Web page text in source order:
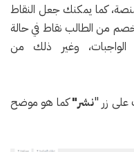
كما يمكنك جعل النقاط
من الطالب نقاط في حالة
الواجبات، وغير ذلك من
على زر "نشر"كما هو موضح